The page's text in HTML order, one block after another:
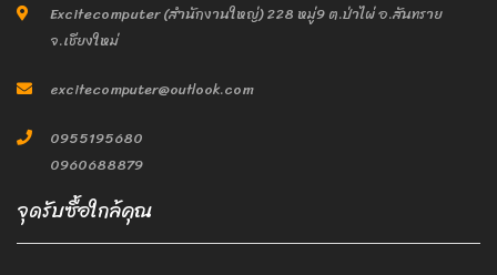
Excitecomputer (สำนักงานใหญ่) 228 หมู่9 ต.ป่าไผ่ อ.สันทราย
จ.เชียงใหม่
excitecomputer@outlook.com
0955195680
0960688879
จุดรับซื้อใกล้คุณ